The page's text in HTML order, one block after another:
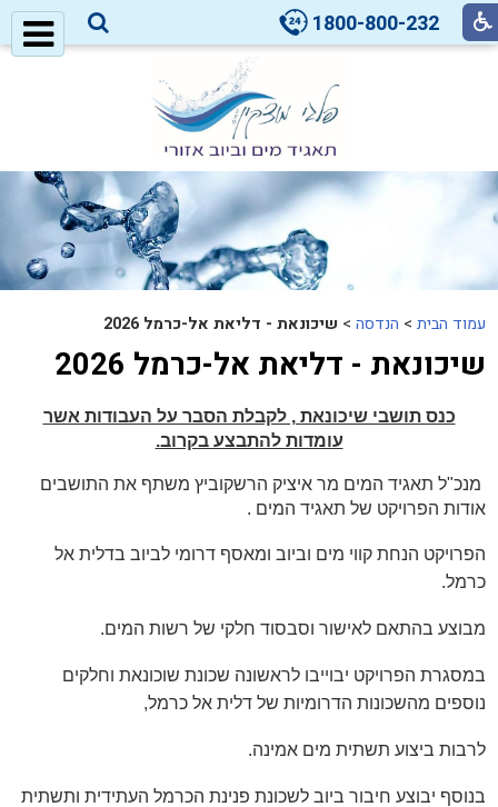
1800-800-232
עמוד הבית > הנדסה > שיכונאת - דליאת אל-כרמל 2026
שיכונאת - דליאת אל-כרמל 2026
כנס תושבי שיכונאת , לקבלת הסבר על העבודות אשר
עומדות להתבצע בקרוב.
מנכ"ל תאגיד המים מר איציק הרשקוביץ משתף את התושבים
אודות הפרויקט של תאגיד המים .
הפרויקט הנחת קווי מים וביוב ומאסף דרומי לביוב בדלית אל
כרמל.
מבוצע בהתאם לאישור וסבסוד חלקי של רשות המים.
במסגרת הפרויקט יבוייבו לראשונה שכונת שוכונאת וחלקים
נוספים מהשכונות הדרומיות של דלית אל כרמל,
לרבות ביצוע תשתית מים אמינה.
בנוסף יבוצע חיבור ביוב לשכונת פנינת הכרמל העתידית ותשתית